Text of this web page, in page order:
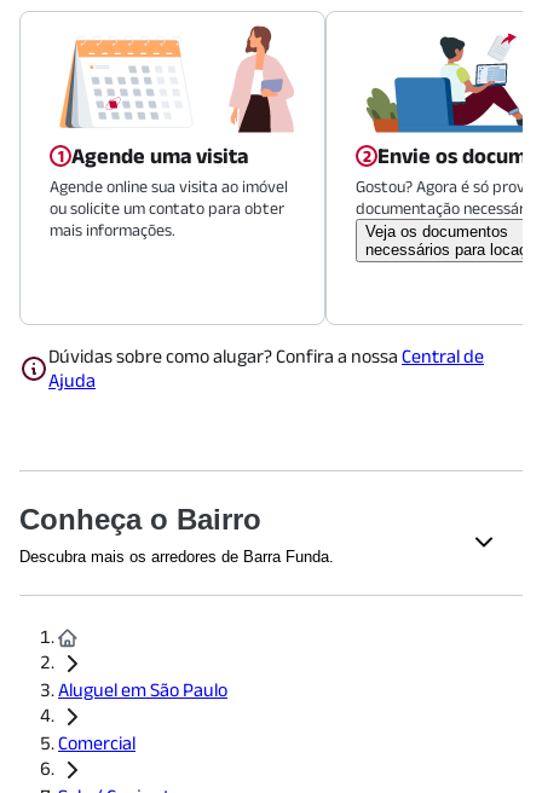
Agende uma visita
Agende online sua visita ao imóvel
ou solicite um contato para obter
mais informações.
Envie os
Gostou? Agora é só
documentação necessária.
Veja os documentos
necessários para
Dúvidas sobre como alugar? Confira a nossa Central de
Ajuda
Conheça o Bairro
Descubra mais os arredores de Barra Funda.
Shopping West Plaza
Educação
UNINOVE - Campus Memorial
Senac Francisco Matarazzo
Faculdade Santa Marcelina
Aluguel em São Paulo
Comercial